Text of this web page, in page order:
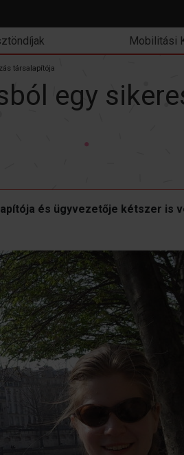
Mobilitási
társalapítója
egy
és ügyvezetője kétszer is